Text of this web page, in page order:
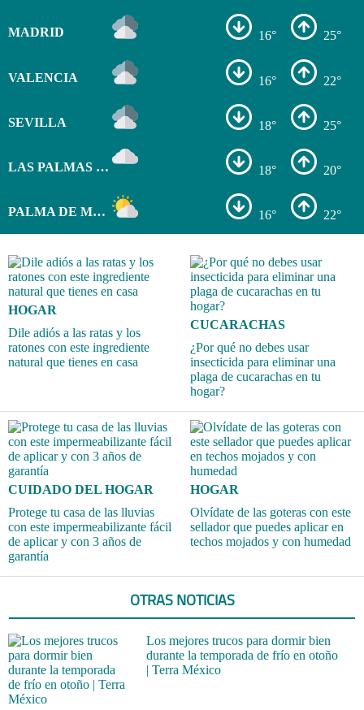
MADRID 16° 25°
VALENCIA 16° 22°
SEVILLA 18° 25°
LAS PALMAS DE GRAN CANARIA 18° 20°
PALMA DE MALLORCA 16° 22°
HOGAR
Dile adiós a las ratas y los
ratones con este ingrediente
natural que tienes en casa
CUCARACHAS
¿Por qué no debes usar
insecticida para eliminar una
plaga de cucarachas en tu
hogar?
CUIDADO DEL HOGAR
Protege tu casa de las lluvias
con este impermeabilizante fácil
de aplicar y con 3 años de
garantía
HOGAR
Olvídate de las goteras con este
sellador que puedes aplicar en
techos mojados y con humedad
OTRAS NOTICIAS
Los mejores trucos para dormir bien
durante la temporada de frío en otoño
| Terra México